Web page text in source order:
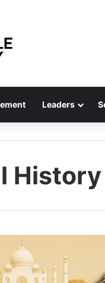
Leaders
History